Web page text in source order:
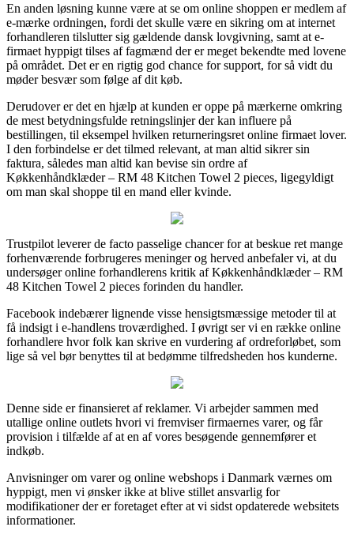
En anden løsning kunne være at se om online shoppen er medlem af
e-mærke ordningen, fordi det skulle være en sikring om at internet
forhandleren tilslutter sig gældende dansk lovgivning, samt at e-
firmaet hyppigt tilses af fagmænd der er meget bekendte med lovene
på området. Det er en rigtig god chance for support, for så vidt du
møder besvær som følge af dit køb.
Derudover er det en hjælp at kunden er oppe på mærkerne omkring
de mest betydningsfulde retningslinjer der kan influere på
bestillingen, til eksempel hvilken returneringsret online firmaet lover.
I den forbindelse er det tilmed relevant, at man altid sikrer sin
faktura, således man altid kan bevise sin ordre af
Køkkenhåndklæder – RM 48 Kitchen Towel 2 pieces, ligegyldigt
om man skal shoppe til en mand eller kvinde.
Trustpilot leverer de facto passelige chancer for at beskue ret mange
forhenværende forbrugeres meninger og herved anbefaler vi, at du
undersøger online forhandlerens kritik af Køkkenhåndklæder – RM
48 Kitchen Towel 2 pieces forinden du handler.
Facebook indebærer lignende visse hensigtsmæssige metoder til at
få indsigt i e-handlens troværdighed. I øvrigt ser vi en række online
forhandlere hvor folk kan skrive en vurdering af ordreforløbet, som
lige så vel bør benyttes til at bedømme tilfredsheden hos kunderne.
Denne side er finansieret af reklamer. Vi arbejder sammen med
utallige online outlets hvori vi fremviser firmaernes varer, og får
provision i tilfælde af at en af vores besøgende gennemfører et
indkøb.
Anvisninger om varer og online webshops i Danmark værnes om
hyppigt, men vi ønsker ikke at blive stillet ansvarlig for
modifikationer der er foretaget efter at vi sidst opdaterede websitets
informationer.